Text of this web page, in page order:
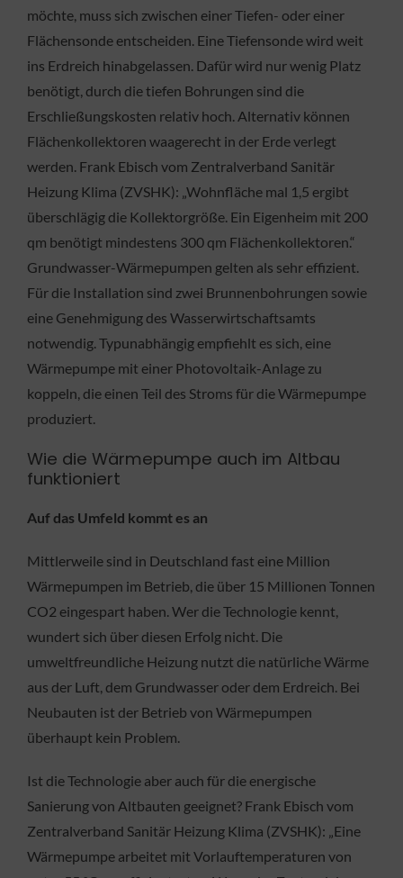
möchte, muss sich zwischen einer Tiefen- oder einer
Flächensonde entscheiden. Eine Tiefensonde wird weit
ins Erdreich hinabgelassen. Dafür wird nur wenig Platz
benötigt, durch die tiefen Bohrungen sind die
Erschließungskosten relativ hoch. Alternativ können
Flächenkollektoren waagerecht in der Erde verlegt
werden. Frank Ebisch vom Zentralverband Sanitär
Heizung Klima (ZVSHK): „Wohnfläche mal 1,5 ergibt
überschlägig die Kollektorgröße. Ein Eigenheim mit 200
qm benötigt mindestens 300 qm Flächenkollektoren.“
Grundwasser-Wärmepumpen gelten als sehr effizient.
Für die Installation sind zwei Brunnenbohrungen sowie
eine Genehmigung des Wasserwirtschaftsamts
notwendig. Typunabhängig empfiehlt es sich, eine
Wärmepumpe mit einer Photovoltaik-Anlage zu
koppeln, die einen Teil des Stroms für die Wärmepumpe
produziert.
Wie die Wärmepumpe auch im Altbau
funktioniert
Auf das Umfeld kommt es an
Mittlerweile sind in Deutschland fast eine Million
Wärmepumpen im Betrieb, die über 15 Millionen Tonnen
CO2 eingespart haben. Wer die Technologie kennt,
wundert sich über diesen Erfolg nicht. Die
umweltfreundliche Heizung nutzt die natürliche Wärme
aus der Luft, dem Grundwasser oder dem Erdreich. Bei
Neubauten ist der Betrieb von Wärmepumpen
überhaupt kein Problem.
Ist die Technologie aber auch für die energische
Sanierung von Altbauten geeignet? Frank Ebisch vom
Zentralverband Sanitär Heizung Klima (ZVSHK): „Eine
Wärmepumpe arbeitet mit Vorlauftemperaturen von